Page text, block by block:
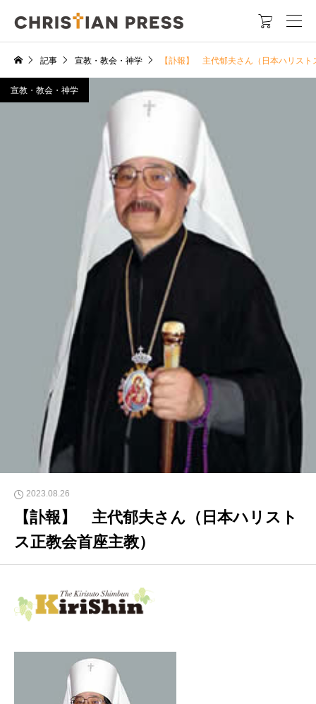

記事 宣教・教会・神学 【訃報】 主代郁夫さん（日本ハリスト
宣教・教会・神学
2023.08.26
【訃報】 主代郁夫さん（日本ハリスト
ス正教会首座主教）